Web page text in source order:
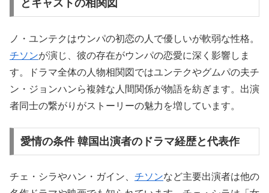
とキャストの相関図
ノ・ユンテクはウンパの初恋の人で優しいが軟弱な性格。
チソンが演じ、彼の存在がウンパの恋愛に深く影響しま
す。ドラマ全体の人物相関図ではユンテクやグムパの夫チ
ン・ジョンハンら複雑な人間関係が物語を紡ぎます。出演
者同士の繋がりがストーリーの魅力を増しています。
愛情の条件 韓国出演者のドラマ経歴と代表作
チェ・シラやハン・ガイン、 チソンなど主要出演者は他の